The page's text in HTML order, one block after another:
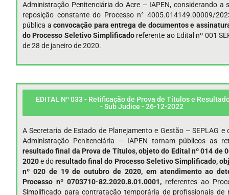
Administração Penitenciária do Acre – IAPEN, considerando a
reposição constante do Processo n° 4005.014149.00009/
pública a convocação para entrega de documentos e
do Processo Seletivo Simplificado referente ao Edital nº 001
de 28 de janeiro de 2020.
EDITAL Nº 033 - Retificação de Prova de Títulos e
- Sub Judice - 26-12-2022
A Secretaria de Estado de Planejamento e Gestão – SEPLAG
Administração Penitenciária – IAPEN tornam públicos as
resultado final da Prova de Títulos, objeto do Edital nº 014 de
2020e doresultado final do Processo Seletivo Simplificado,
nº 020 de 19 de outubro de 2020, em atendimento ao
Processo nº 0703710-82.2020.8.01.0001, referentes ao
Simplificado para contratação temporária de profissionais de